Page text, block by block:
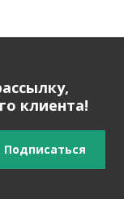
клиента!